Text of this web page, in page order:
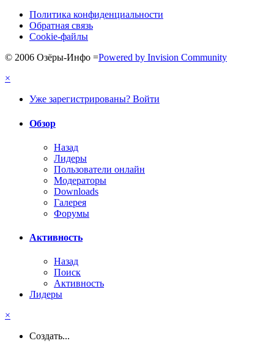
Политика конфиденциальности
Обратная связь
Cookie-файлы
© 2006 Озёры-Инфо =Powered by Invision Community
×
Уже зарегистрированы? Войти
Обзор
Назад
Лидеры
Пользователи онлайн
Модераторы
Downloads
Галерея
Форумы
Активность
Назад
Поиск
Активность
Лидеры
×
Создать...